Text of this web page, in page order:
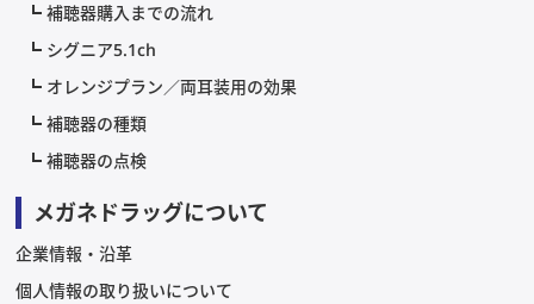
補聴器購入までの流れ
シグニア5.1ch
オレンジプラン／両耳装用の効果
補聴器の種類
補聴器の点検
メガネドラッグについて
企業情報・沿革
個人情報の取り扱いについて